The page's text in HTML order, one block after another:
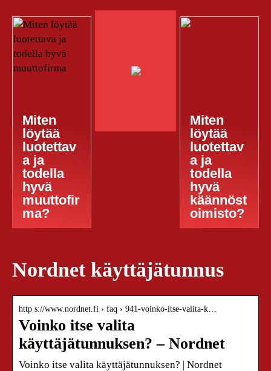
Miten
löytää
luotettav
a ja
todella
hyvä
muuttofir
ma?
Miten
löytää
luotettav
a ja
todella
hyvä
käännöst
oimisto?
Nordnet käyttäjätunnus
http s://www.nordnet.fi › faq › 941-voinko-itse-valita-k…
Voinko itse valita
käyttäjätunnuksen? – Nordnet
Voinko itse valita käyttäjätunnuksen? | Nordnet